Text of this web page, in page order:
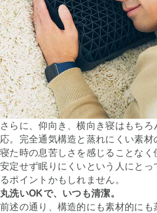
さらに、仰向き、横向き寝はもち
応。完全通気構造と蒸れにくい素材
寝た時の息苦しさを感じることな
安定せず眠りにくいという人にと
るポイントかもしれません。
丸洗いOKで、いつも清潔。
前述の通り、構造的にも素材的にも